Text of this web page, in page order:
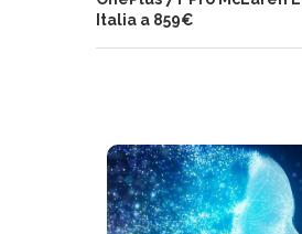
Italia a 859€